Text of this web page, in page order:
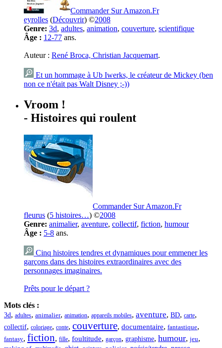
Commander Sur Amazon.Fr
eyrolles (Découvrir) ©2008
Genre: 3d, adultes, animation, couverture, scientifique
Âge : 12-77 ans.
Auteur : René Broca, Christian Jacquemart.
Et un hommage à Ub Iwerks, le créateur de Mickey (ben
non ce n'était pas Walt Disney ;-))
Vroom !
- Histoires qui roulent
Commander Sur Amazon.Fr
fleurus (5 histoires…) ©2008
Genre: animalier, aventure, collectif, fiction, humour
Âge : 5-8 ans.
Cinq histoires tendres et dynamiques pour emmener les
garçons dans des histoires extraordinaires avec des
personnages imaginaires.
Prêts pour le départ ?
Mots clés :
3d, adultes, animalier, animation, appareils mobiles, aventure, BD, carte,
collectif, coloriage, conte, couverture, documentaire, fantastique,
fantasy, fiction, fille, foultitude, garçon, graphisme, humour, jeu,